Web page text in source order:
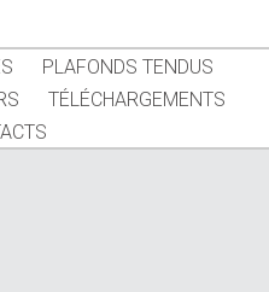
PLAFONDS TENDUS
TÉLÉCHARGEMENTS